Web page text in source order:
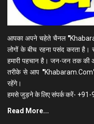
आपका अपने चहेते चैनल "
लोगों के बीच रहना पसंद करता है।
हमारी पहचान है। जन-जन तक की
तरीके से आप "Khabaram.Com
रहेंगे।
हमसे जुड़ने के लिए संपर्क करें-
Read More...